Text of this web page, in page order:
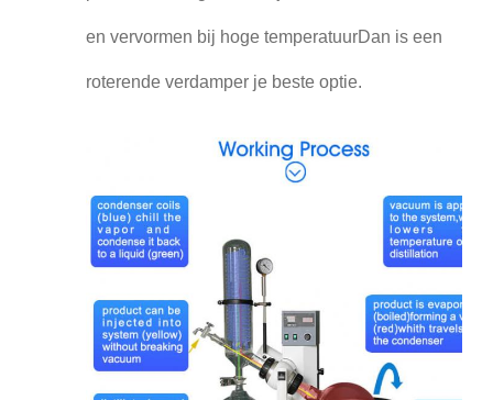
en vervormen bij hoge temperatuurDan is een
roterende verdamper je beste optie.